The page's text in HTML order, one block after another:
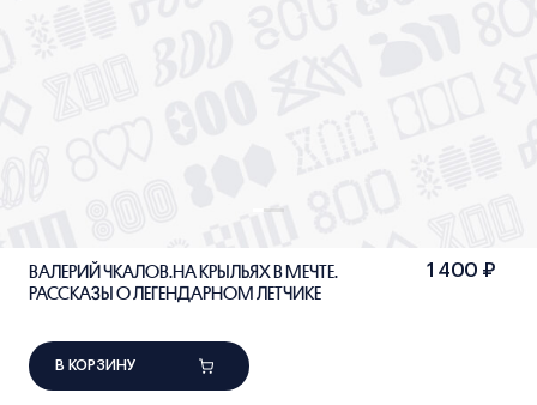
ВАЛЕРИЙ ЧКАЛОВ.НА КРЫЛЬЯХ В МЕЧТЕ.
РАССКАЗЫ О ЛЕГЕНДАРНОМ ЛЕТЧИКЕ
1 400 ₽
В КОРЗИНУ